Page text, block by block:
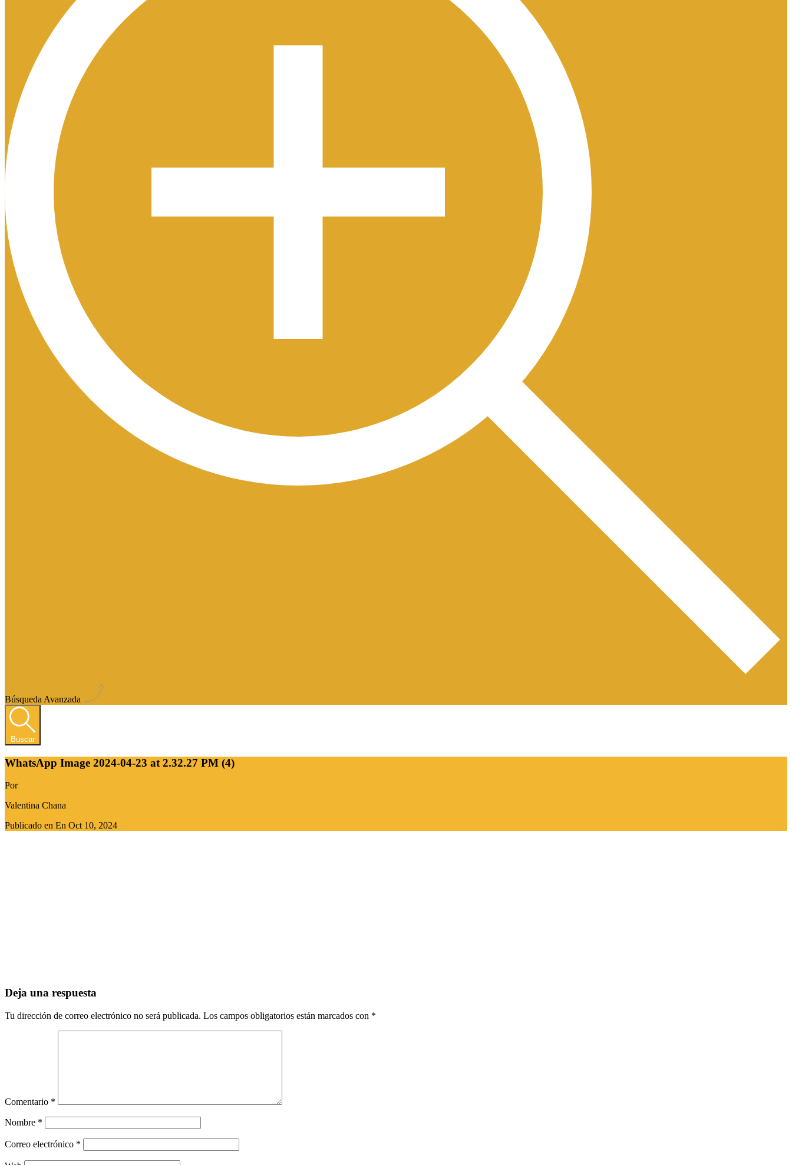
Búsqueda Avanzada
Buscar
WhatsApp Image 2024-04-23 at 2.32.27 PM (4)
Por
Valentina Chana
Publicado en En Oct 10, 2024
Deja una respuesta
Tu dirección de correo electrónico no será publicada. Los campos obligatorios están marcados con *
Comentario *
Nombre *
Correo electrónico *